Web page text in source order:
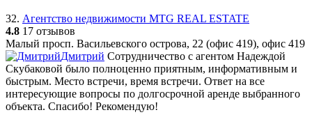
32. Агентство недвижимости MTG REAL ESTATE
4.8 17 отзывов
Малый просп. Васильевского острова, 22 (офис 419), офис 419
Дмитрий Сотрудничество с агентом Надеждой
Скубаковой было полноценно приятным, информативным и
быстрым. Место встречи, время встречи. Ответ на все
интересующие вопросы по долгосрочной аренде выбранного
объекта. Спасибо! Рекомендую!